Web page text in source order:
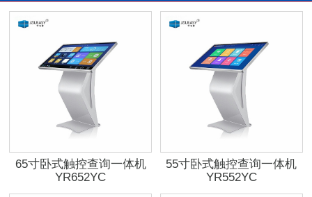
65寸卧式触控查询一体机
YR652YC
55寸卧式触控查询一体机
YR552YC